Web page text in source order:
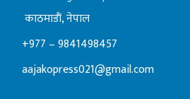
काठमाडाैं, नेपाल
+977 – 9841498457
aajakopress021@gmail.com